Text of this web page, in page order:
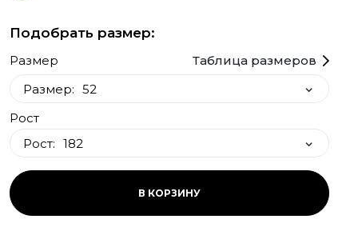
Подобрать размер:
Размер
Таблица размеров
Размер: 52
52
Рост
Рост: 182
В КОРЗИНУ